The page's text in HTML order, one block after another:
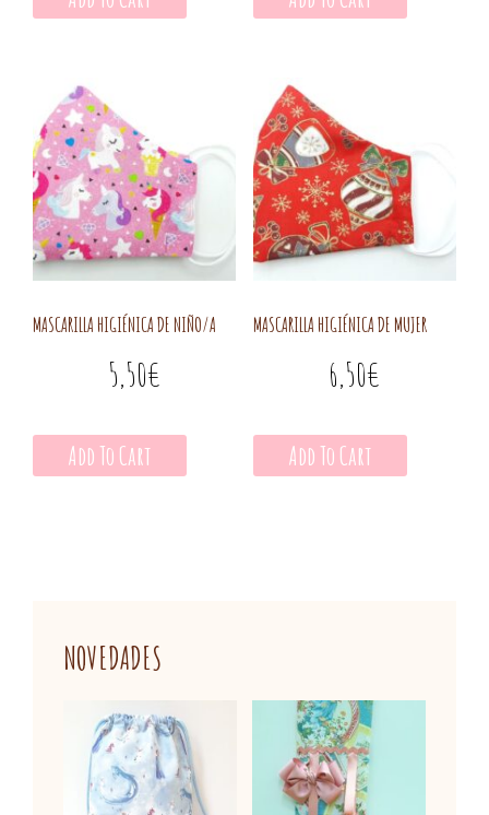
MASCARILLA HIGIÉNICA DE NIÑO/A
5,50€
Add To Cart
MASCARILLA HIGIÉNICA DE MUJER
6,50€
Add To Cart
NOVEDADES